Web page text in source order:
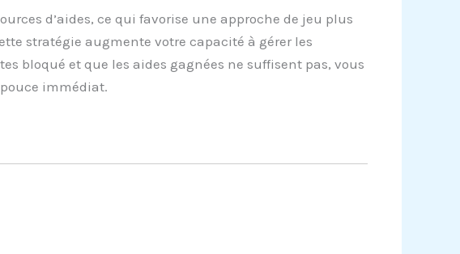
d’aides, ce qui favorise une approche de jeu plus
stratégie augmente votre capacité à gérer les
bloqué et que les aides gagnées ne suffisent pas, vous
immédiat.